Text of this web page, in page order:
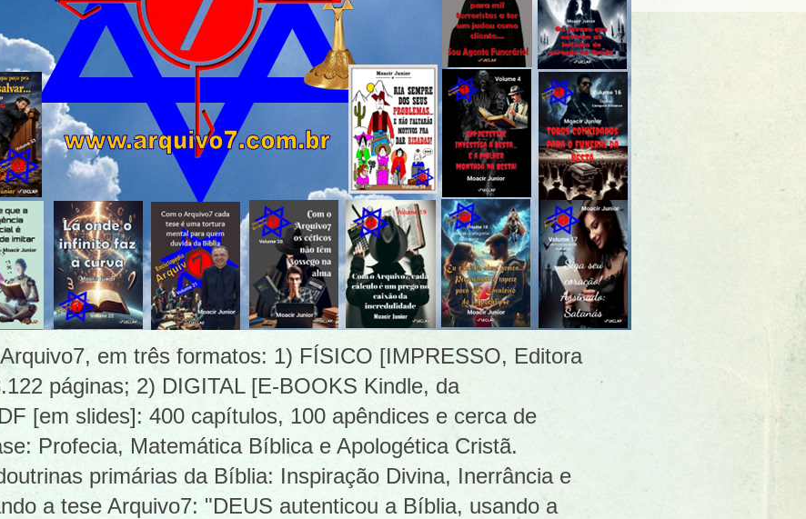
em três formatos: 1) FÍSICO [IMPRESSO, Editora
páginas; 2) DIGITAL [E-BOOKS Kindle, da
[em slides]: 400 capítulos, 100 apêndices e cerca de
Profecia, Matemática Bíblica e Apologética Cristã.
primárias da Bíblia: Inspiração Divina, Inerrância e
a tese Arquivo7: "DEUS autenticou a Bíblia, usando a